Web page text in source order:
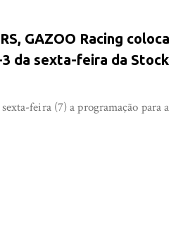
GAZOO Racing coloca
da sexta-feira da Stock
feira (7) a programação para a